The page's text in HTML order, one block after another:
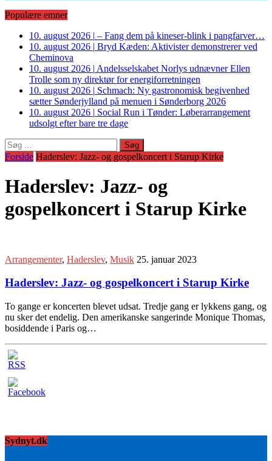
Populære emner
10. august 2026 | – Fang dem på kineser-blink i pangfarver…
10. august 2026 | Bryd Kæden: Aktivister demonstrerer ved
Cheminova
10. august 2026 | Andelsselskabet Norlys udnævner Ellen
Trolle som ny direktør for energiforretningen
10. august 2026 | Schmach: Ny gastronomisk begivenhed
sætter Sønderjylland på menuen i Sønderborg 2026
10. august 2026 | Social Run i Tønder: Løberarrangement
udsolgt efter bare tre dage
Søg
efter:
Forside Haderslev: Jazz- og gospelkoncert i Starup Kirke
Haderslev: Jazz- og
gospelkoncert i Starup Kirke
Arrangementer, Haderslev, Musik 25. januar 2023
Haderslev: Jazz- og gospelkoncert i Starup Kirke
To gange er koncerten blevet udsat. Tredje gang er lykkens gang, og
nu sker det endelig. Den amerikanske sangerinde Monique Thomas,
bosiddende i Paris og…
Sydnyt.dk